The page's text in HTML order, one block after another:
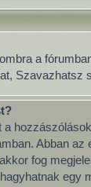
a
Szavazhatsz
Abban
fog